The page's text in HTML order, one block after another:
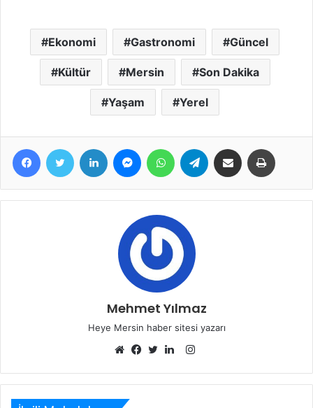
Ekonomi Gastronomi Güncel
Kültür Mersin Son Dakika
Yaşam Yerel
FacebookTwitter LinkedIn MessengerWhatsAppTelegram E-Posta ile paylaş
Mehmet Yılmaz
Heye Mersin haber sitesi yazarı
sitesi
Instagram